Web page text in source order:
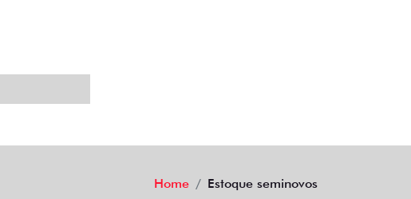
Home Estoque seminovos